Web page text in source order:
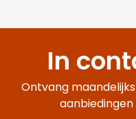
In
Ontvang